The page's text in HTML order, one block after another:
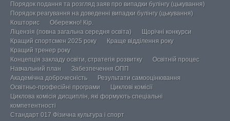
Порядок подання та розгляд заяв про випадки булінгу (цькування)
Порядок реагування на доведенні випадки булінгу (цькування)
Кошторис
Обережно! Кір.
Ліцензія (повна загальна середня освіта)
Щорічні конкурси
Кращий спортсмен 2025 року
Краще відділення року
Кращий тренер року
Концепція закладу освіти, стратегія розвитку
Освітній процес
Навчальний план
Забезпечення ОПП
Академічна доброчесність
Результати самооцінювання
Освітньо-професійні програми
Циклові комісії
Циклова комісія дисциплін, які формують спеціальні
компетентності
Стандарт 017 Фізична культура і спорт